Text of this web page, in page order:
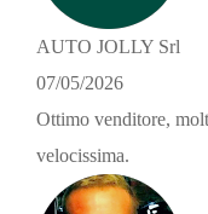
AUTO JOLLY Srl
07/05/2026
Ottimo venditore,
velocissima.